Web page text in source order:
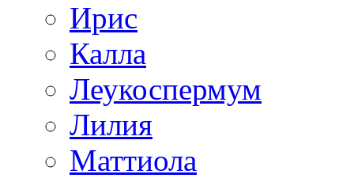
Ирис
Калла
Леукоспермум
Лилия
Маттиола